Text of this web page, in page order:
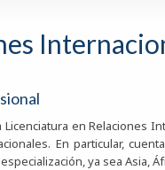
Licenciatura en Relaciones
En particular,
ya sea Asia,